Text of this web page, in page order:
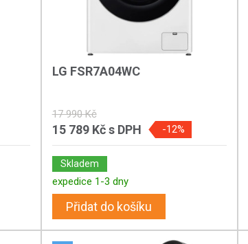
LG FSR7A04WC
17 990 Kč
15 789 Kčs DPH -12%
Skladem
expedice 1-3 dny
Přidat do košíku